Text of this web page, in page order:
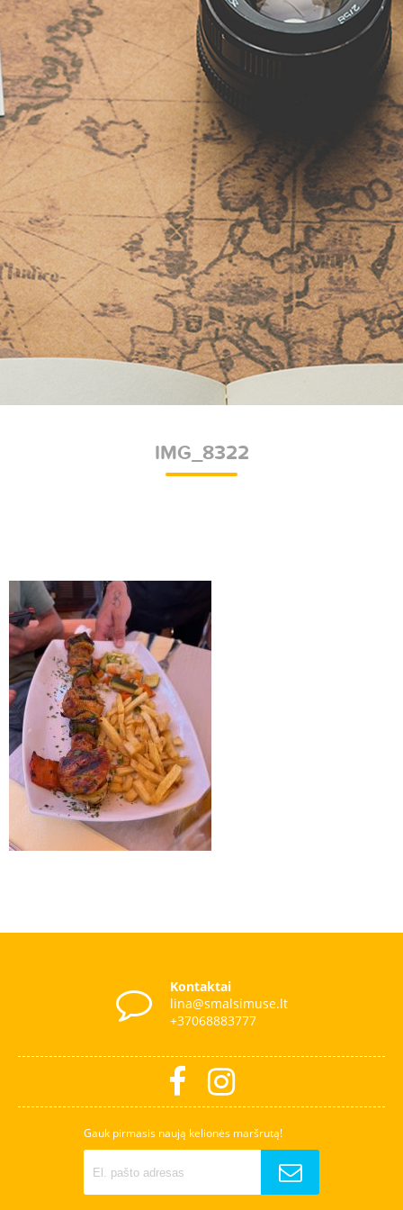
IMG_8322
Kontaktai
lina@smalsimuse.lt
+37068883777
Gauk pirmasis naują kelionės maršrutą!